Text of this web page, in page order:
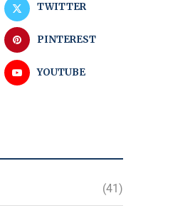
TWITTER
PINTEREST
YOUTUBE
(41)